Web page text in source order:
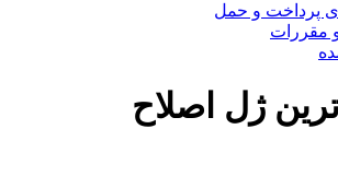
پرداخت و حمل
مقررات
ژل اصلاح